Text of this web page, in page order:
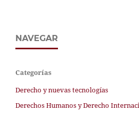
NAVEGAR
Categorías
Derecho y nuevas tecnologías
Derechos Humanos y Derecho